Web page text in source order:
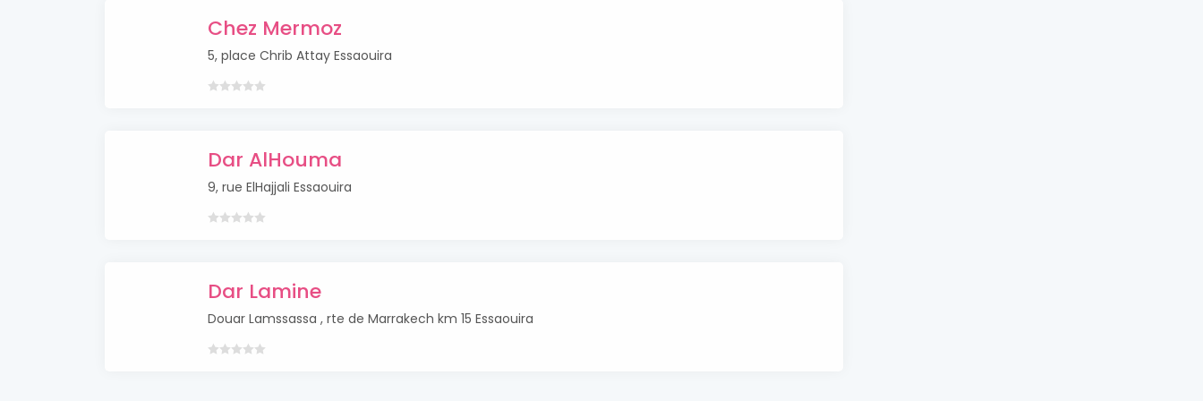
Chez Mermoz
5, place Chrib Attay Essaouira
Dar AlHouma
9, rue ElHajjali Essaouira
Dar Lamine
Douar Lamssassa , rte de Marrakech km 15 Essaouira